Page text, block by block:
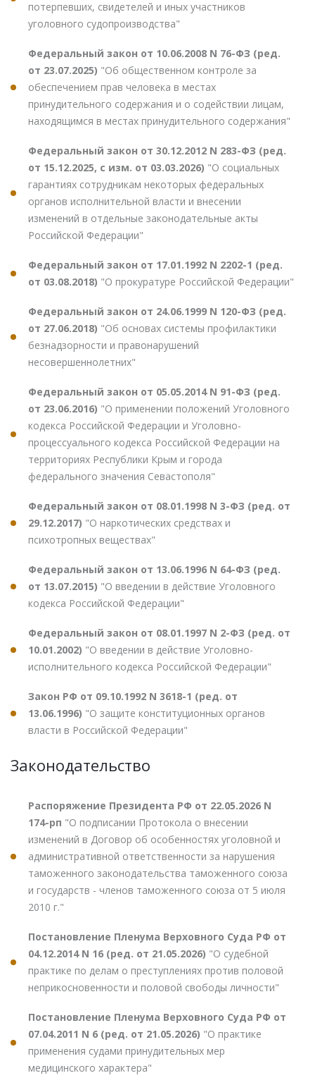
потерпевших, свидетелей и иных участников
уголовного судопроизводства"
Федеральный закон от 10.06.2008 N 76-ФЗ (ред.
от 23.07.2025) "Об общественном контроле за
обеспечением прав человека в местах
принудительного содержания и о содействии лицам,
находящимся в местах принудительного содержания"
Федеральный закон от 30.12.2012 N 283-ФЗ (ред.
от 15.12.2025, с изм. от 03.03.2026) "О социальных
гарантиях сотрудникам некоторых федеральных
органов исполнительной власти и внесении
изменений в отдельные законодательные акты
Российской Федерации"
Федеральный закон от 17.01.1992 N 2202-1 (ред.
от 03.08.2018) "О прокуратуре Российской Федерации"
Федеральный закон от 24.06.1999 N 120-ФЗ (ред.
от 27.06.2018) "Об основах системы профилактики
безнадзорности и правонарушений
несовершеннолетних"
Федеральный закон от 05.05.2014 N 91-ФЗ (ред.
от 23.06.2016) "О применении положений Уголовного
кодекса Российской Федерации и Уголовно-
процессуального кодекса Российской Федерации на
территориях Республики Крым и города
федерального значения Севастополя"
Федеральный закон от 08.01.1998 N 3-ФЗ (ред. от
29.12.2017) "О наркотических средствах и
психотропных веществах"
Федеральный закон от 13.06.1996 N 64-ФЗ (ред.
от 13.07.2015) "О введении в действие Уголовного
кодекса Российской Федерации"
Федеральный закон от 08.01.1997 N 2-ФЗ (ред. от
10.01.2002) "О введении в действие Уголовно-
исполнительного кодекса Российской Федерации"
Закон РФ от 09.10.1992 N 3618-1 (ред. от
13.06.1996) "О защите конституционных органов
власти в Российской Федерации"
Законодательство
Распоряжение Президента РФ от 22.05.2026 N
174-рп "О подписании Протокола о внесении
изменений в Договор об особенностях уголовной и
административной ответственности за нарушения
таможенного законодательства таможенного союза
и государств - членов таможенного союза от 5 июля
2010 г."
Постановление Пленума Верховного Суда РФ от
04.12.2014 N 16 (ред. от 21.05.2026) "О судебной
практике по делам о преступлениях против половой
неприкосновенности и половой свободы личности"
Постановление Пленума Верховного Суда РФ от
07.04.2011 N 6 (ред. от 21.05.2026) "О практике
применения судами принудительных мер
медицинского характера"